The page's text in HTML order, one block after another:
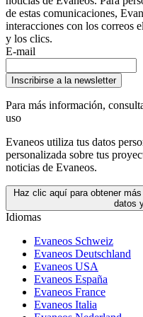
de estas comunicaciones,
interacciones con los correos
y los clics.
E-mail
Inscribirse a la newsletter
Para más información,
uso
Evaneos utiliza tus datos
personalizada sobre tus
noticias de Evaneos.
Haz clic aquí para obtener
datos
Idiomas
Evaneos Schweiz
Evaneos Deutschland
Evaneos USA
Evaneos España
Evaneos France
Evaneos Italia